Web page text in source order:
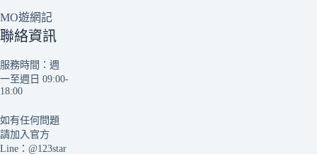
MO遊網記
聯絡資訊
服務時間：週
一至週日 09:00-
18:00
如有任何問題
請加入官方
Line： @123star